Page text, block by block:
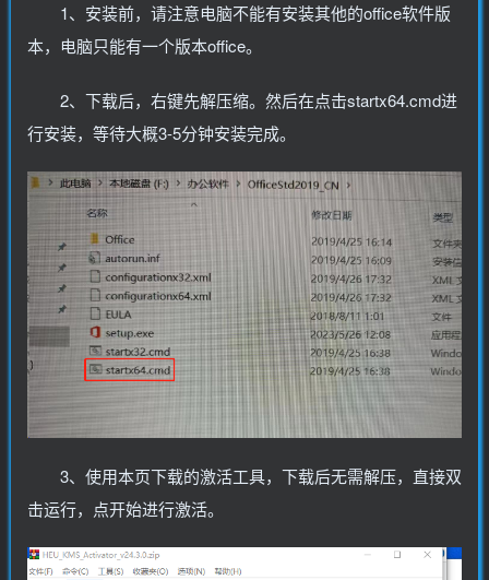
1、安装前，请注意电脑不能有安装其他的office软件版
本，电脑只能有一个版本office。
2、下载后，右键先解压缩。然后在点击startx64.cmd进
行安装，等待大概3-5分钟安装完成。
3、使用本页下载的激活工具，下载后无需解压，直接双
击运行，点开始进行激活。